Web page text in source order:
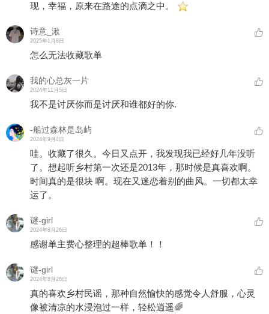
现，幸福，原来在路途的点滴之中。
诗意_湫
2025年1月8日
怎么无法收藏歌单
我的心总灰一片
2024年11月5日
我不是讨厌你而是讨厌和谁都好的你.
-船过森林是岛屿
2024年9月4日
哇。收藏了很久。今日又点开，我发现我已经好几年没听
了。想起听乡村第一次还是2013年，那时候是真喜欢啊。
时间真的是很块 啊。现在又迷恋着别的曲风。一切都太幸
运了。
谜-girl
2024年8月26日
感谢单主费心整理的超棒歌单！！
谜-girl
2024年8月26日
真的喜欢乡村民谣，那种自然愉快的感觉令人舒服，心灵
像被清凉的水浸泡过一样，轻松逍遥🌈